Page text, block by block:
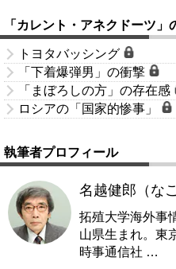
「カレント・アネクドーツ」
トヨタバッシング
「下着爆弾男」の衝撃
「まぼろしの方」の存在感
ロシアの「国家的惨事」
執筆者プロフィール
名越健郎（な
拓殖大学海外事
山県生まれ。東
時事通信社 …